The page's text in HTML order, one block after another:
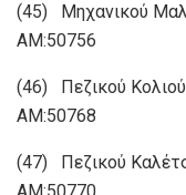
(45) Μηχανικού
ΑΜ:50756
(46) Πεζικού
ΑΜ:50768
(47) Πεζικού